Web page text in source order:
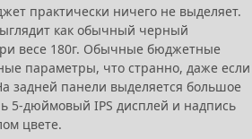
практически ничего не выделяет.
как обычный черный
весе 180г. Обычные бюджетные
параметры, что странно, даже если
задней панели выделяется большое
5-дюймовый IPS дисплей и надпись
цвете.